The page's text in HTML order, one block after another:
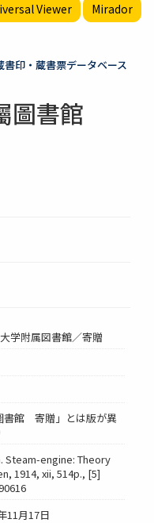
Viewer Mirador
印・蔵書票データベース
圖書館
学附属図書館／寄贈
書館 寄贈」とは版が異
Steam-engine: Theory
1914, xii, 514p., [5]
11月17日